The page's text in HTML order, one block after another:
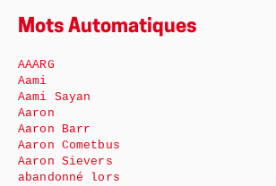
Mots Automatiques
AAARG
Aami
Aami Sayan
Aaron
Aaron Barr
Aaron Cometbus
Aaron Sievers
abandonné lors